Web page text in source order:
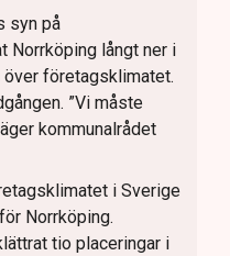
syn på
Norrköping långt ner i
företagsklimatet.
”Vi måste
kommunalrådet
i Sverige
Norrköping.
tio placeringar i